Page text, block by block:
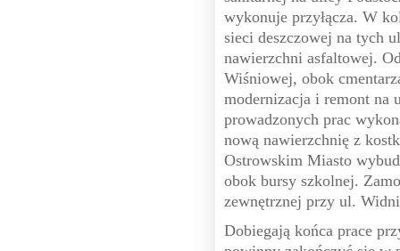
wykonuje przyłącza. W
sieci deszczowej na tych
nawierzchni asfaltowej.
Wiśniowej, obok
modernizacja i remont na
prowadzonych prac
nową nawierzchnię z
Ostrowskim Miasto
obok bursy szkolnej.
zewnętrznej przy ul.
Dobiegają końca prace